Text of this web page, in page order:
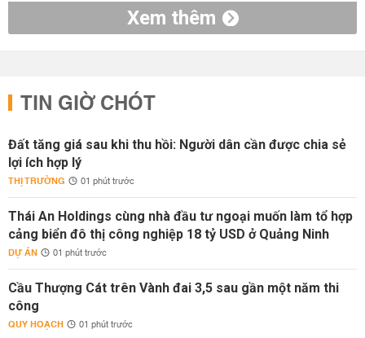
Xem thêm
TIN GIỜ CHÓT
Đất tăng giá sau khi thu hồi: Người dân cần được chia sẻ
lợi ích hợp lý
THỊ TRƯỜNG 01 phút trước
Thái An Holdings cùng nhà đầu tư ngoại muốn làm tổ hợp
cảng biển đô thị công nghiệp 18 tỷ USD ở Quảng Ninh
DỰ ÁN 01 phút trước
Cầu Thượng Cát trên Vành đai 3,5 sau gần một năm thi
công
QUY HOẠCH 01 phút trước